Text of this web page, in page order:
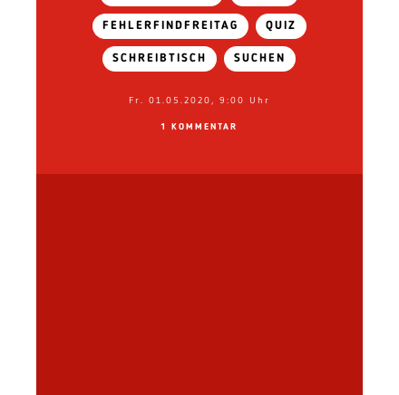
FEHLERFINDFREITAG QUIZ
SCHREIBTISCH SUCHEN
Fr. 01.05.2020, 9:00 Uhr
1 KOMMENTAR